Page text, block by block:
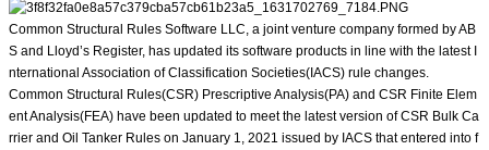
Common Structural Rules Software LLC, a joint venture company formed by AB
S and Lloyd’s Register, has updated its software products in line with the latest I
nternational Association of Classification Societies(IACS) rule changes.
Common Structural Rules(CSR) Prescriptive Analysis(PA) and CSR Finite Elem
ent Analysis(FEA) have been updated to meet the latest version of CSR Bulk Ca
rrier and Oil Tanker Rules on January 1, 2021 issued by IACS that entered into f